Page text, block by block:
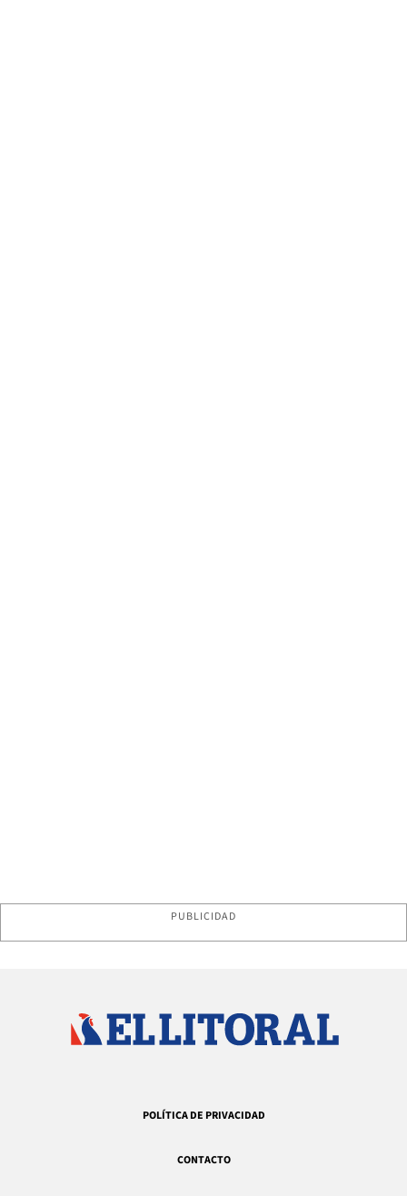
PUBLICIDAD
POLÍTICA DE PRIVACIDAD
CONTACTO